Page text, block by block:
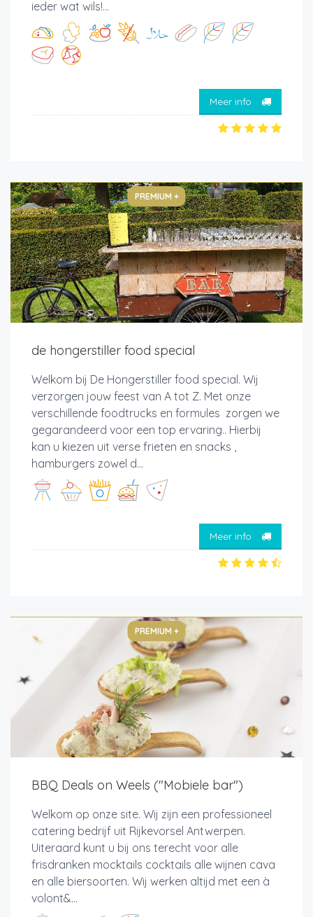
ieder wat wils!...
Meer info
PREMIUM +
de hongerstiller food special
Welkom bij De Hongerstiller food special. Wij
verzorgen jouw feest van A tot Z. Met onze
verschillende foodtrucks en formules zorgen we
gegarandeerd voor een top ervaring.. Hierbij
kan u kiezen uit verse frieten en snacks ,
hamburgers zowel d...
Meer info
PREMIUM +
BBQ Deals on Weels ("Mobiele bar")
Welkom op onze site. Wij zijn een professioneel
catering bedrijf uit Rijkevorsel Antwerpen.
Uiteraard kunt u bij ons terecht voor alle
frisdranken mocktails cocktails alle wijnen cava
en alle biersoorten. Wij werken altijd met een à
volont&...